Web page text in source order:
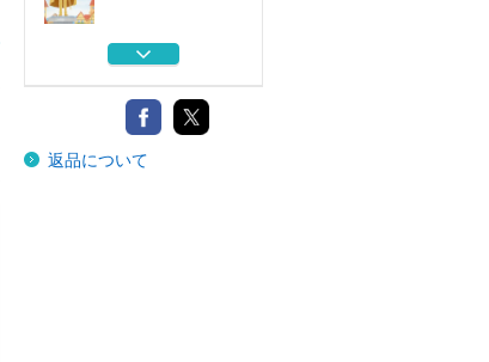
新訳ドリアン・グ
ＫＡＤＯＫＡＷＡ
新訳サロメ
ＫＡＤＯＫＡＷＡ
返品について